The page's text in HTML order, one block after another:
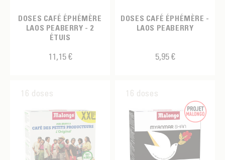
DOSES CAFÉ ÉPHÉMÈRE
LAOS PEABERRY - 2
ÉTUIS
11,15 €
DOSES CAFÉ ÉPHÉMÈRE -
LAOS PEABERRY
5,95 €
16 doses 16 doses